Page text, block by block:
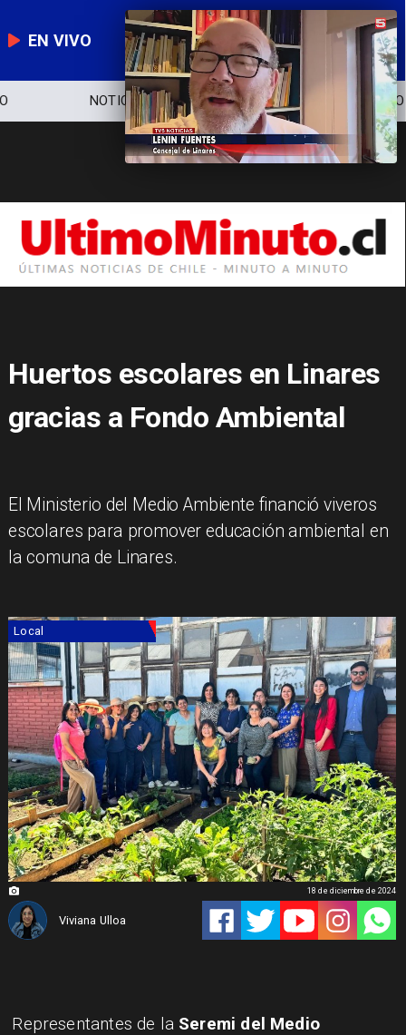
EN VIVO
NOTICIERO POLÍTICA ECONOMÍA
Huertos escolares en Linares
gracias a Fondo Ambiental
El Ministerio del Medio Ambiente financió viveros
escolares para promover educación ambiental en
la comuna de Linares.
Local
Viviana Ulloa
18 de diciembre de 2024
Representantes de la Seremi del Medio